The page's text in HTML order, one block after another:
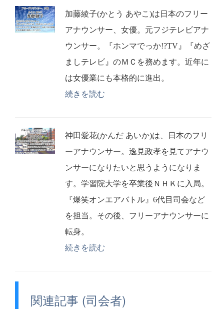
加藤綾子(かとう あやこ)は日本のフリー
アナウンサー、女優。元フジテレビアナ
ウンサー。『ホンマでっか!?TV』『めざ
ましテレビ』のＭＣを務めます。近年に
は女優業にも本格的に進出。
続きを読む
神田愛花(かんだ あいか)は、日本のフリ
ーアナウンサー。逸見政孝を見てアナウ
ンサーになりたいと思うようになりま
す。学習院大学を卒業後ＮＨＫに入局。
『爆笑オンエアバトル』6代目司会など
を担当。その後、フリーアナウンサーに
転身。
続きを読む
関連記事 (司会者)